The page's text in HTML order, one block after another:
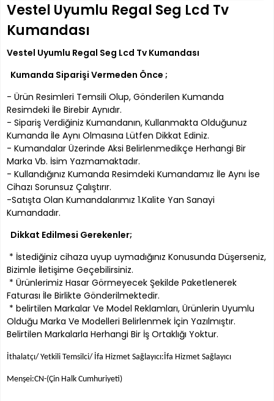
Vestel Uyumlu Regal Seg Lcd Tv
Kumandası
Vestel Uyumlu Regal Seg Lcd Tv Kumandası
Kumanda Siparişi Vermeden Önce ;
- Ürün Resimleri Temsili Olup, Gönderilen Kumanda
Resimdeki İle Birebir Aynıdır.
- Sipariş Verdiğiniz Kumandanın, Kullanmakta Olduğunuz
Kumanda İle Aynı Olmasına Lütfen Dikkat Ediniz.
- Kumandalar Üzerinde Aksi Belirlenmedikçe Herhangi Bir
Marka Vb. İsim Yazmamaktadır.
- Kullandığınız Kumanda Resimdeki Kumandamız İle Aynı İse
Cihazı Sorunsuz Çalıştırır.
-Satışta Olan Kumandalarımız 1.Kalite Yan Sanayi
Kumandadır.
Dikkat Edilmesi Gerekenler;
* İstediğiniz cihaza uyup uymadığınız Konusunda Düşerseniz,
Bizimle İletişime Geçebilirsiniz.
* Ürünlerimiz Hasar Görmeyecek Şekilde Paketlenerek
Faturası İle Birlikte Gönderilmektedir.
* belirtilen Markalar Ve Model Reklamları, Ürünlerin Uyumlu
Olduğu Marka Ve Modelleri Belirlenmek İçin Yazılmıştır.
Belirtilen Markalarla Herhangi Bir İş Ortaklığı Yoktur.
İthalatçı/ Yetkili Temsilci/ İfa Hizmet Sağlayıcı:İfa Hizmet Sağlayıcı
Menşei:CN-(Çin Halk Cumhuriyeti)